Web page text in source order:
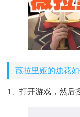
薇拉里娅的烛花
1、打开游戏，然后